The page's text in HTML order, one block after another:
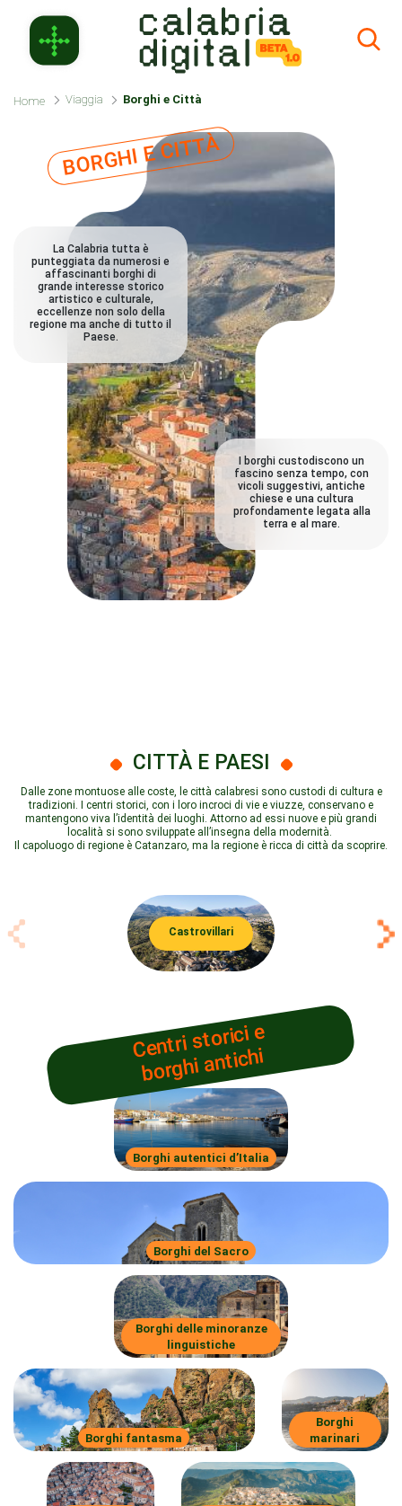
Home Viaggia Borghi e Città
BORGHI E CITTÀ
La Calabria tutta è
punteggiata da numerosi e
affascinanti borghi di
grande interesse storico
artistico e culturale,
eccellenze non solo della
regione ma anche di tutto il
Paese.
I borghi custodiscono un
fascino senza tempo, con
vicoli suggestivi, antiche
chiese e una cultura
profondamente legata alla
terra e al mare.
CITTÀ E PAESI
Dalle zone montuose alle coste, le città calabresi sono custodi di cultura e
tradizioni. I centri storici, con i loro incroci di vie e viuzze, conservano e
mantengono viva l’identità dei luoghi. Attorno ad essi nuove e più grandi
località si sono sviluppate all’insegna della modernità.
Il capoluogo di regione è Catanzaro, ma la regione è ricca di città da scoprire.
Castrovillari
Centri storici e
borghi antichi
Borghi autentici d’Italia
Borghi del Sacro
Borghi delle minoranze
linguistiche
Borghi fantasma
Borghi
marinari